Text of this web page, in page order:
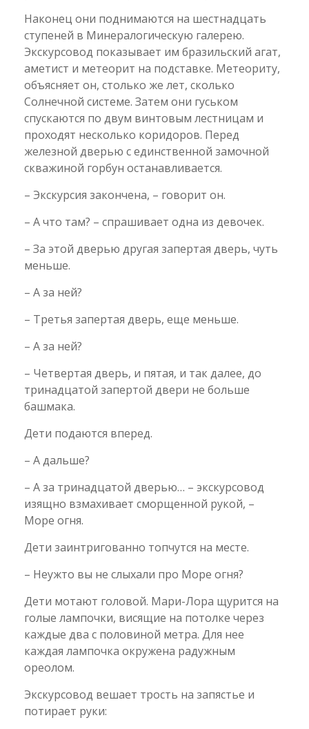
Наконец они поднимаются на шестнадцать
ступеней в Минералогическую галерею.
Экскурсовод показывает им бразильский агат,
аметист и метеорит на подставке. Метеориту,
объясняет он, столько же лет, сколько
Солнечной системе. Затем они гуськом
спускаются по двум винтовым лестницам и
проходят несколько коридоров. Перед
железной дверью с единственной замочной
скважиной горбун останавливается.
– Экскурсия закончена, – говорит он.
– А что там? – спрашивает одна из девочек.
– За этой дверью другая запертая дверь, чуть
меньше.
– А за ней?
– Третья запертая дверь, еще меньше.
– А за ней?
– Четвертая дверь, и пятая, и так далее, до
тринадцатой запертой двери не больше
башмака.
Дети подаются вперед.
– А дальше?
– А за тринадцатой дверью… – экскурсовод
изящно взмахивает сморщенной рукой, –
Море огня.
Дети заинтригованно топчутся на месте.
– Неужто вы не слыхали про Море огня?
Дети мотают головой. Мари-Лора щурится на
голые лампочки, висящие на потолке через
каждые два с половиной метра. Для нее
каждая лампочка окружена радужным
ореолом.
Экскурсовод вешает трость на запястье и
потирает руки: